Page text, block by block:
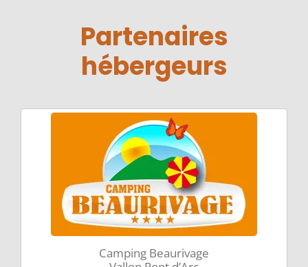
Partenaires
hébergeurs
Camping Beaurivage